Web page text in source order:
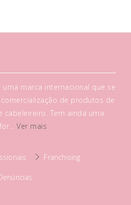
uma marca internacional que se
de produtos de
cabeleireiro. Tem ainda uma
Ver mais
Franchising